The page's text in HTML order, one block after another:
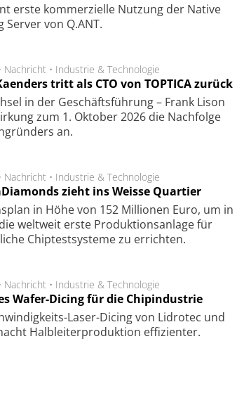
erste kom­mer­ziel­le Nut­zung der Native
Ser­ver von Q.ANT.
Nachricht • Industrie & Technologie
tritt als CTO von TOPTICA zurück
in der Ge­schäfts­füh­rung – Frank Lison
zum 1. Ok­to­ber 2026 die Nach­fol­ge
an.
Nachricht • Industrie & Technologie
zieht ins Weisse Quartier
in Höhe von 152 Mil­lio­nen Euro, um in
welt­weit ers­te Pro­duk­tions­an­la­ge für
Chip­test­sys­te­me zu er­rich­ten.
Nachricht • Industrie & Technologie
Wafer-Dicing für die Chipindustrie
Laser-Dicing von Lidrotec und
Halb­lei­ter­pro­duk­tion ef­fi­zien­ter.